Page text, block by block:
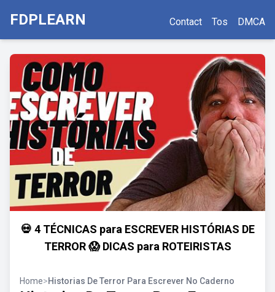
FDPLEARN Contact Tos DMCA
💀 4 TÉCNICAS para ESCREVER HISTÓRIAS DE
TERROR 😱 DICAS para ROTEIRISTAS
Home>Historias De Terror Para Escrever No Caderno